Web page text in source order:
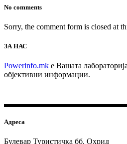
No comments
Sorry, the comment form is closed at
ЗА НАС
Powerinfo.mk e Вашата
објективни информации.
Адреса
Булевар Туристичка бб. Охрид